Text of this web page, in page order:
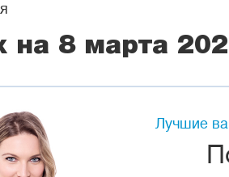
на 8 марта
Лучшие